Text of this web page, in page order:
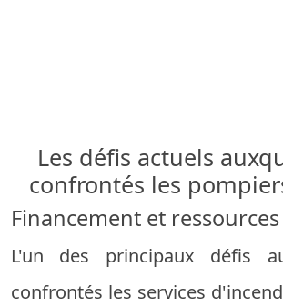
Les défis actuels
confrontés les
Financement et ressources
L'un des principaux défis
confrontés les services